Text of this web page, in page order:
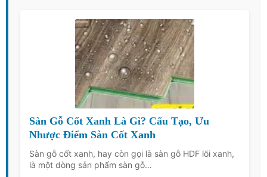
Sàn Gỗ Cốt Xanh Là Gì? Cấu Tạo, Ưu
Nhược Điểm Sàn Cốt Xanh
Sàn gỗ cốt xanh, hay còn gọi là sàn gỗ HDF lõi xanh,
là một dòng sản phẩm sàn gỗ…